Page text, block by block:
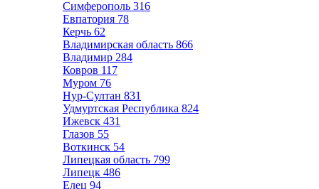
Симферополь 316
Евпатория 78
Керчь 62
Владимирская область 866
Владимир 284
Ковров 117
Муром 76
Нур-Султан 831
Удмуртская Республика 824
Ижевск 431
Глазов 55
Воткинск 54
Липецкая область 799
Липецк 486
Елец 94